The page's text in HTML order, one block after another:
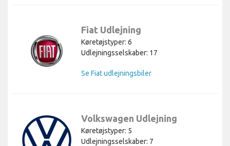
Fiat Udlejning
Køretøjstyper: 6
Udlejningsselskaber: 17
Se Fiat udlejningsbiler
Volkswagen Udlejning
Køretøjstyper: 5
Udlejningsselskaber: 7